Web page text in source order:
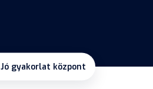
Jó gyakorlat központ